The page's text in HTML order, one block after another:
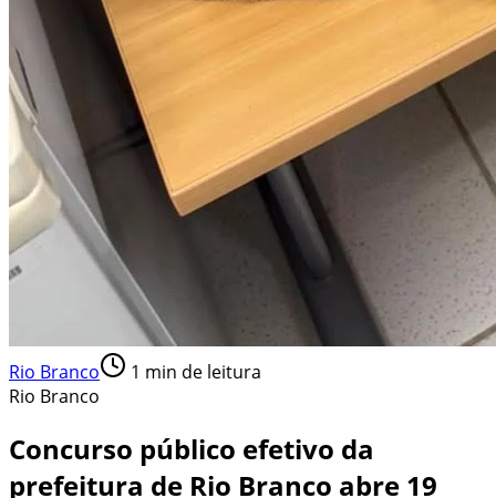
Rio Branco 1 min de leitura
Rio Branco
Concurso público efetivo da
prefeitura de Rio Branco abre 19